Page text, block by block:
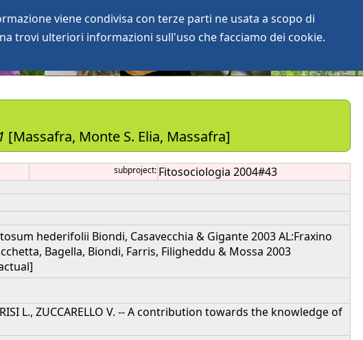
viene condivisa con terze parti ne usata a scopo di
trovi ulteriori informazioni sull'uso che facciamo dei cookie.
login
anArchive
[Massafra, Monte S. Elia, Massafra]
subproject: Fitosociologia 2004#43
hederifolii Biondi, Casavecchia & Gigante 2003 AL:Fraxino
Bagella, Biondi, Farris, Filigheddu & Mossa 2003
L., ZUCCARELLO V. -- A contribution towards the knowledge of